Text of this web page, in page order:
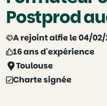
Postprod
A rejoint alfie le 04/02/
16 ans d'expérience
Toulouse
Charte signée